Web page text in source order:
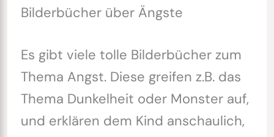
Bilderbücher über Ängste
Es gibt viele tolle Bilderbücher zum
Thema Angst. Diese greifen z.B. das
Thema Dunkelheit oder Monster auf,
und erklären dem Kind anschaulich,